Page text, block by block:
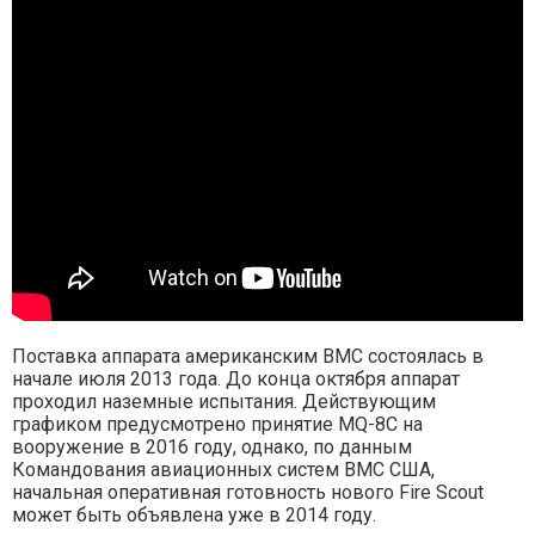
Поставка аппарата американским ВМС состоялась в
начале июля 2013 года. До конца октября аппарат
проходил наземные испытания. Действующим
графиком предусмотрено принятие MQ-8C на
вооружение в 2016 году, однако, по данным
Командования авиационных систем ВМС США,
начальная оперативная готовность нового Fire Scout
может быть объявлена уже в 2014 году.